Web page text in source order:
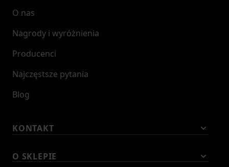
O nas
Nagrody i wyróżnienia
Producenci
Najczęstsze pytania
Blog
KONTAKT
O SKLEPIE